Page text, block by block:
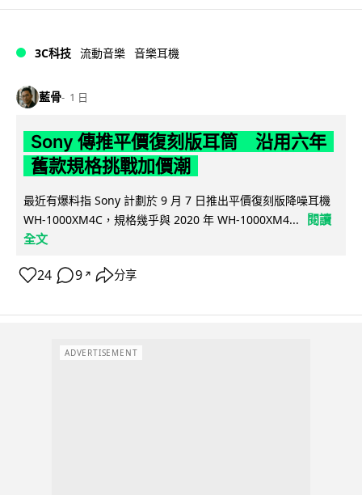
3C科技 流動音樂 音樂耳機
藍骨 1 日
Sony 傳推平價復刻版耳筒 沿用六年
舊款規格挑戰加價潮
最近有爆料指 Sony 計劃於 9 月 7 日推出平價復刻版降噪耳機
WH-1000XM4C，規格幾乎與 2020 年 WH-1000XM4...
閱讀
全文
24 9 ↗ 分享
ADVERTISEMENT